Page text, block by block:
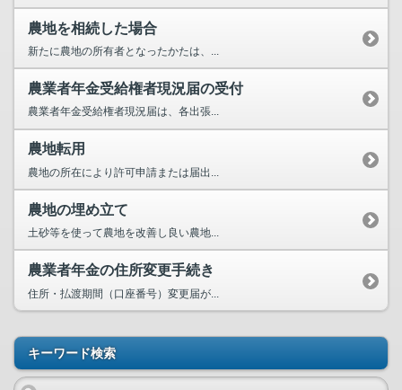
農地を相続した場合
新たに農地の所有者となったかたは、...
農業者年金受給権者現況届の受付
農業者年金受給権者現況届は、各出張...
農地転用
農地の所在により許可申請または届出...
農地の埋め立て
土砂等を使って農地を改善し良い農地...
農業者年金の住所変更手続き
住所・払渡期間（口座番号）変更届が...
キーワード検索